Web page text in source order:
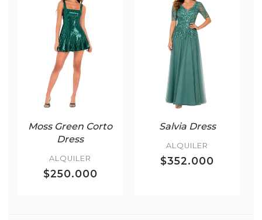
Moss Green Corto
Dress
ALQUILER
$250.000
Salvia Dress
ALQUILER
$352.000